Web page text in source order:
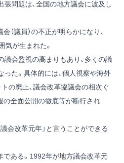
問題は、全国の地方議会に波及し
（議員）の不正が明らかになり、
気が生まれた。
会監視の高まりもあり、多くの議
た。具体的には、個人視察や海外
の廃止、議会改革協議会の相次ぐ
の全面公開の徹底等が断行され
会改革元年」と言うことができる
である。1992年が地方議会改革元